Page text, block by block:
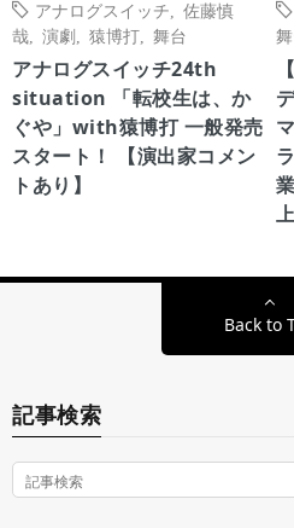
アナログスイッチ
佐藤慎
哉
演劇 猿博打 舞台
アナログスイッチ24th
situation 「転校生は、か
ぐや」with猿博打 一般発売
スタート！ 【演出家コメン
トあり】
Back to
記事検索